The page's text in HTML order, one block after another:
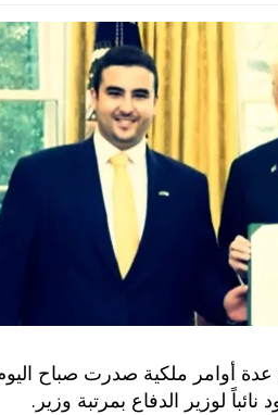
أوامر ملكية صدرت صباح
لوزير الدفاع بمرتبة وزير.